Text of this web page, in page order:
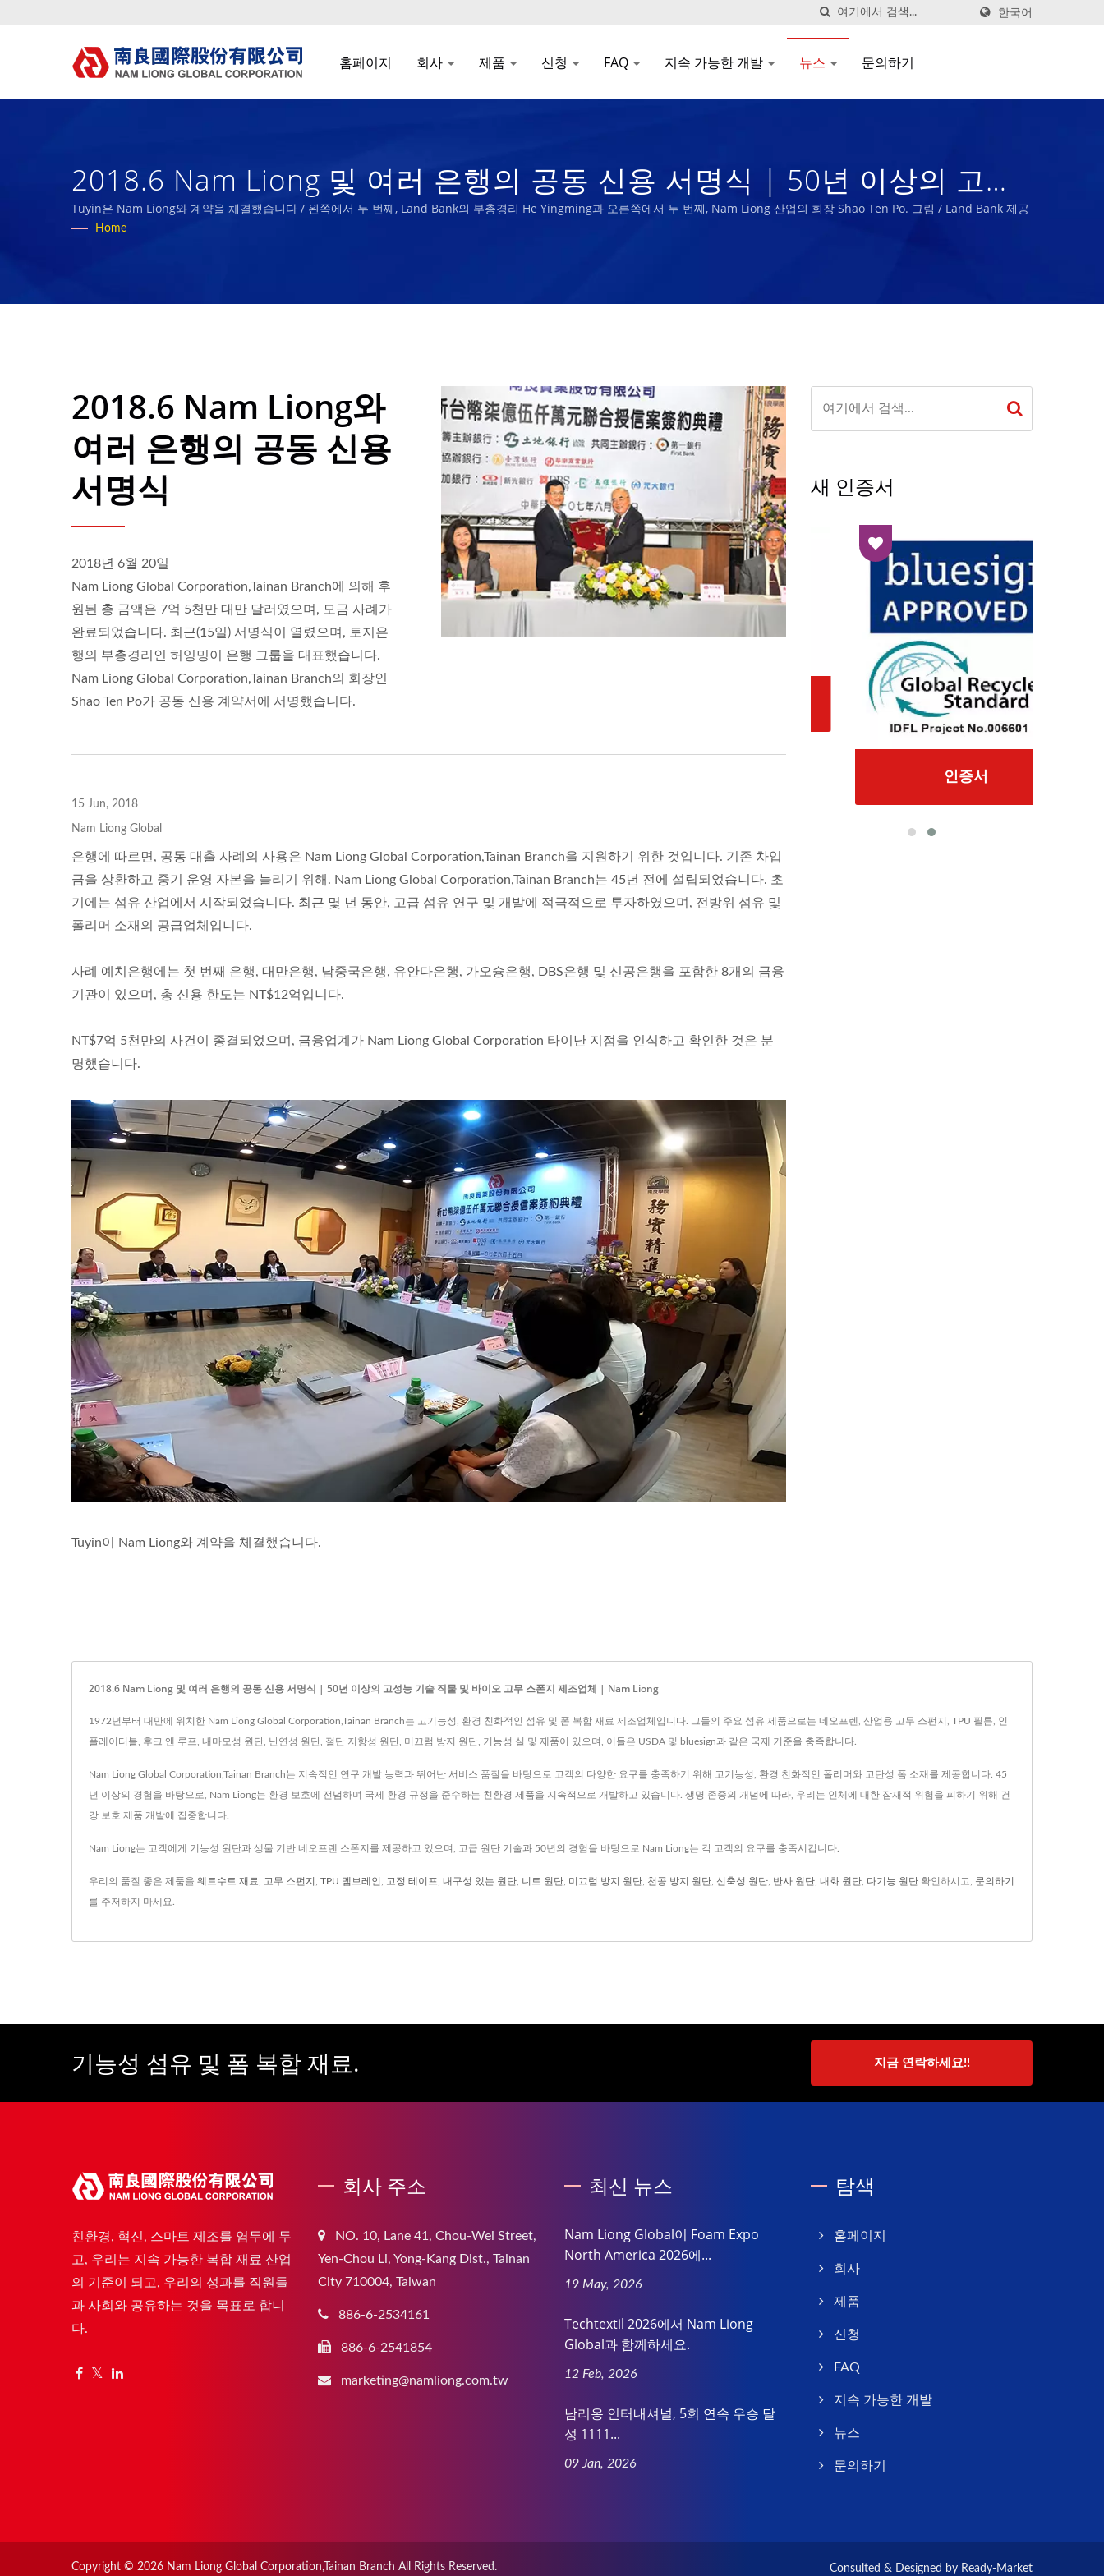
한국어
홈페이지 회사 제품 신청 FAQ 지속 가능한 개발 뉴스 문의하기
2018.6 Nam Liong 및 여러 은행의 공동 신용 서명식 | 50년 이상의 고성
능 기술 직물 및 바이오 고무 스폰지 제조업체 | Nam Liong
Tuyin은 Nam Liong와 계약을 체결했습니다 / 왼쪽에서 두 번째, Land Bank의 부총경리 He Yingming과 오른쪽에서 두 번째, Nam Liong 산업의 회장 Shao Ten Po. 그림 / Land Bank 제공
Home
2018.6 Nam Liong와
여러 은행의 공동 신용
서명식
2018년 6월 20일
Nam Liong Global Corporation,Tainan Branch에 의해 후
원된 총 금액은 7억 5천만 대만 달러였으며, 모금 사례가
완료되었습니다. 최근(15일) 서명식이 열렸으며, 토지은
행의 부총경리인 허잉밍이 은행 그룹을 대표했습니다.
Nam Liong Global Corporation,Tainan Branch의 회장인
Shao Ten Po가 공동 신용 계약서에 서명했습니다.
15 Jun, 2018
Nam Liong Global
은행에 따르면, 공동 대출 사례의 사용은 Nam Liong Global Corporation,Tainan Branch을 지원하기 위한 것입니다. 기존 차입
금을 상환하고 중기 운영 자본을 늘리기 위해. Nam Liong Global Corporation,Tainan Branch는 45년 전에 설립되었습니다. 초
기에는 섬유 산업에서 시작되었습니다. 최근 몇 년 동안, 고급 섬유 연구 및 개발에 적극적으로 투자하였으며, 전방위 섬유 및
폴리머 소재의 공급업체입니다.
사례 예치은행에는 첫 번째 은행, 대만은행, 남중국은행, 유안다은행, 가오슝은행, DBS은행 및 신공은행을 포함한 8개의 금융
기관이 있으며, 총 신용 한도는 NT$12억입니다.
NT$7억 5천만의 사건이 종결되었으며, 금융업계가 Nam Liong Global Corporation 타이난 지점을 인식하고 확인한 것은 분
명했습니다.
Tuyin이 Nam Liong와 계약을 체결했습니다.
새 인증서
ISO 27001
2018.6 Nam Liong 및 여러 은행의 공동 신용 서명식 | 50년 이상의 고성능 기술 직물 및 바이오 고무 스폰지 제조업체 | Nam Liong
1972년부터 대만에 위치한 Nam Liong Global Corporation,Tainan Branch는 고기능성, 환경 친화적인 섬유 및 폼 복합 재료 제조업체입니다. 그들의 주요 섬유 제품으로는 네오프렌, 산업용 고무 스펀지, TPU 필름, 인
플레이터블, 후크 앤 루프, 내마모성 원단, 난연성 원단, 절단 저항성 원단, 미끄럼 방지 원단, 기능성 실 및 제품이 있으며, 이들은 USDA 및 bluesign과 같은 국제 기준을 충족합니다.
Nam Liong Global Corporation,Tainan Branch는 지속적인 연구 개발 능력과 뛰어난 서비스 품질을 바탕으로 고객의 다양한 요구를 충족하기 위해 고기능성, 환경 친화적인 폴리머와 고탄성 폼 소재를 제공합니다. 45
년 이상의 경험을 바탕으로, Nam Liong는 환경 보호에 전념하며 국제 환경 규정을 준수하는 친환경 제품을 지속적으로 개발하고 있습니다. 생명 존중의 개념에 따라, 우리는 인체에 대한 잠재적 위험을 피하기 위해 건
강 보호 제품 개발에 집중합니다.
Nam Liong는 고객에게 기능성 원단과 생물 기반 네오프렌 스폰지를 제공하고 있으며, 고급 원단 기술과 50년의 경험을 바탕으로 Nam Liong는 각 고객의 요구를 충족시킵니다.
우리의 품질 좋은 제품을 웨트수트 재료 고무 스펀지 TPU 멤브레인 고정 테이프 내구성 있는 원단 니트 원단 미끄럼 방지 원단 천공 방지 원단 신축성 원단 반사 원단 내화 원단 다기능 원단 확인하시고, 문의하기
를 주저하지 마세요.
기능성 섬유 및 폼 복합 재료. 지금 연락하세요!!
친환경, 혁신, 스마트 제조를 염두에 두
고, 우리는 지속 가능한 복합 재료 산업
의 기준이 되고, 우리의 성과를 직원들
과 사회와 공유하는 것을 목표로 합니
다.
회사 주소
NO. 10, Lane 41, Chou-Wei Street,
Yen-Chou Li, Yong-Kang Dist., Tainan
City 710004, Taiwan
886-6-2534161
886-6-2541854
marketing@namliong.com.tw
최신 뉴스
Nam Liong Global이 Foam Expo
North America 2026에...
19 May, 2026
Techtextil 2026에서 Nam Liong
Global과 함께하세요.
12 Feb, 2026
남리옹 인터내셔널, 5회 연속 우승 달
성 1111...
09 Jan, 2026
탐색
홈페이지
회사
제품
신청
FAQ
지속 가능한 개발
뉴스
문의하기
Copyright © 2026 Nam Liong Global Corporation,Tainan Branch All Rights Reserved. Consulted & Designed by Ready-Market